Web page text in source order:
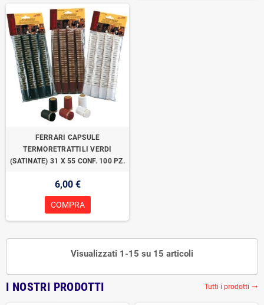
FERRARI CAPSULE
TERMORETRATTILI VERDI
(SATINATE) 31 X 55 CONF. 100 PZ.
6,00 €
COMPRA
Visualizzati 1-15 su 15 articoli
I NOSTRI PRODOTTI Tutti i prodotti trending_flat